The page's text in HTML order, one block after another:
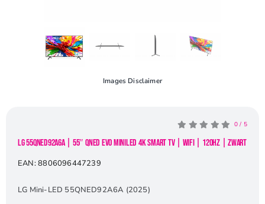
Images Disclaimer
0 / 5
LG 55QNED92A6A | 55″ QNED evo MiniLED 4K Smart TV | WiFi | 120Hz | Zwart
EAN:8806096447239
LG Mini-LED 55QNED92A6A (2025)